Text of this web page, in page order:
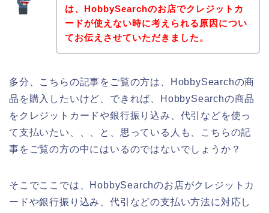
は、HobbySearchのお店でクレジットカ
ードが使えない時に考えられる原因につい
てお伝えさせていただきました。
多分、こちらの記事をご覧の方は、HobbySearchの商
品を購入したいけど、できれば、HobbySearchの商品
をクレジットカードや銀行振り込み、代引などを使っ
て支払いたい、、、と、思っている人も、こちらの記
事をご覧の方の中にはいるのではないでしょうか？
そこでここでは、HobbySearchのお店がクレジットカ
ードや銀行振り込み、代引などの支払い方法に対応し